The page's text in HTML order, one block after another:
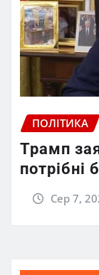
ПОЛІТИКА
Трамп
потрібні
Сер 7,